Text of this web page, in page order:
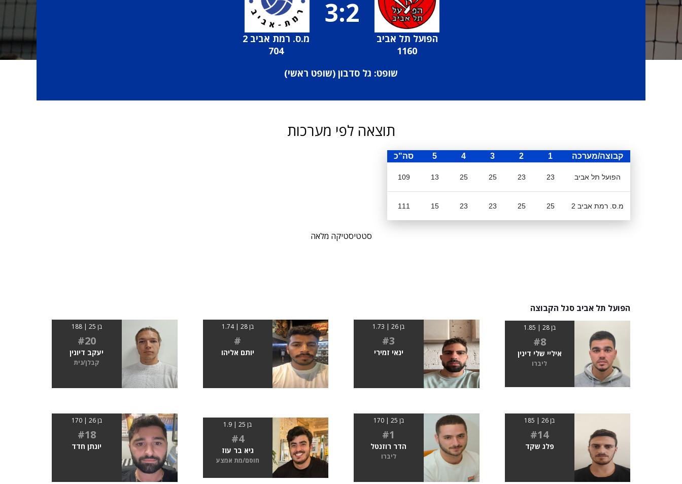
הפועל תל אביב
1160
3:2
מ.ס. רמת אביב 2
704
שופט: גל סדבון (שופט ראשי)
תוצאה לפי מערכות
קבוצה/מערכה 1
2
3
4
5 סה"כ
הפועל תל אביב 23
23
25
25
13
109
מ.ס. רמת אביב 2 25
25
23
23
15
111
סטטיסטיקה מלאה
הפועל תל אביב סגל הקבוצה
בן 28 | 1.85
#8
איליי שלי דינין
ליברו
בן 26 | 1.73
#3
ינאי זמירי
בן 28 | 1.74
#
יותם אליהו
בן 25 | 188
#20
יעקב דיונין
קבלן/נית
בן 26 | 185
#14
פלג שקד
בן 25 | 170
#1
הדר רוזנטל
ליברו
בן 25 | 1.9
#4
גיא בר עוז
חוסם/מת אמצע
בן 26 | 170
#18
יונתן חדד